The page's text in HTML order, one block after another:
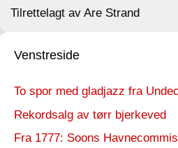
Tilrettelagt av Are Strand
Venstreside
To spor med gladjazz fra
Rekordsalg av tørr bjerkeved
Fra 1777: Soons